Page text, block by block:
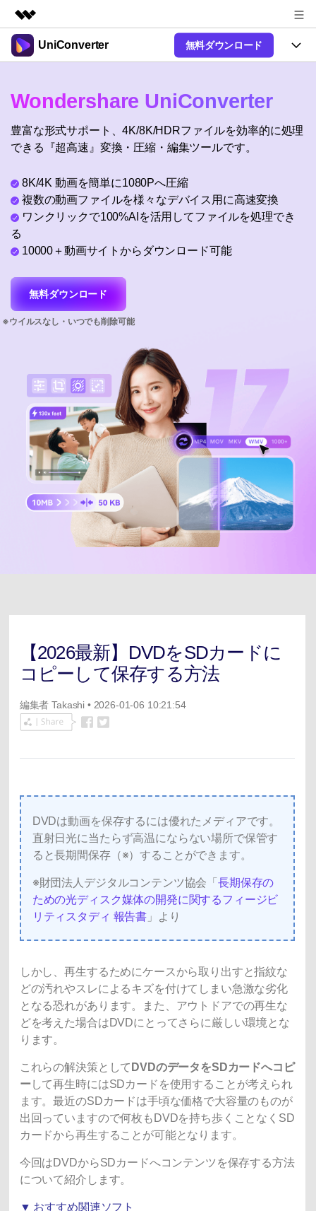
製品
ユーティリティ
概要
ソリューション
プラン＆価格
サポート
UniConverter 無料ダウンロード
UniConverter-動画変換ソフト
UniConverter Windows版
音声をテキストに
確かつ便利にテキストに変換
New
【簡単】複数の動画ファイルを
Hot
オンラインツール
オンライン動画圧縮ツール
動画・画像の無料圧縮
オンライン動画変換ツール
動画・音声・画像の無料変換
Hot
Ver17へアップグレード
使い方&コツ
操作ガイド
動画関連のコツ
特集ページ
サポート
サポートセンター
バージョン履歴
search
Wondershare UniConverter
豊富な形式サポート、4K/8K/HDRファイルを効率的に処理
できる『超高速』変換・圧縮・編集ツールです。
8K/4K 動画を簡単に1080Pへ圧縮
複数の動画ファイルを様々なデバイス用に高速変換
ワンクリックで100%AIを活用してファイルを処理でき
る
10000＋動画サイトからダウンロード可能
無料ダウンロード
【2026最新】DVDをSDカードに
コピーして保存する方法
編集者 Takashi • 2026-01-06 10:21:54
DVDは動画を保存するには優れたメディアです。
直射日光に当たらず高温にならない場所で保管す
ると長期間保存（※）することができます。
※財団法人デジタルコンテンツ協会「長期保存の
ための光ディスク媒体の開発に関するフィージビ
リティスタディ 報告書 」より
しかし、再生するためにケースから取り出すと指紋な
どの汚れやスレによるキズを付けてしまい急激な劣化
となる恐れがあります。また、アウトドアでの再生な
どを考えた場合はDVDにとってさらに厳しい環境とな
ります。
これらの解決策として DVDのデータをSDカードへコピ
ーして再生時にはSDカードを使用することが考えられ
ます。最近のSDカードは手頃な価格で大容量のものが
出回っていますので何枚もDVDを持ち歩くことなくSD
カードから再生することが可能となります。
今回はDVDからSDカードへコンテンツを保存する方法
について紹介します。
▼ おすすめ関連ソフト